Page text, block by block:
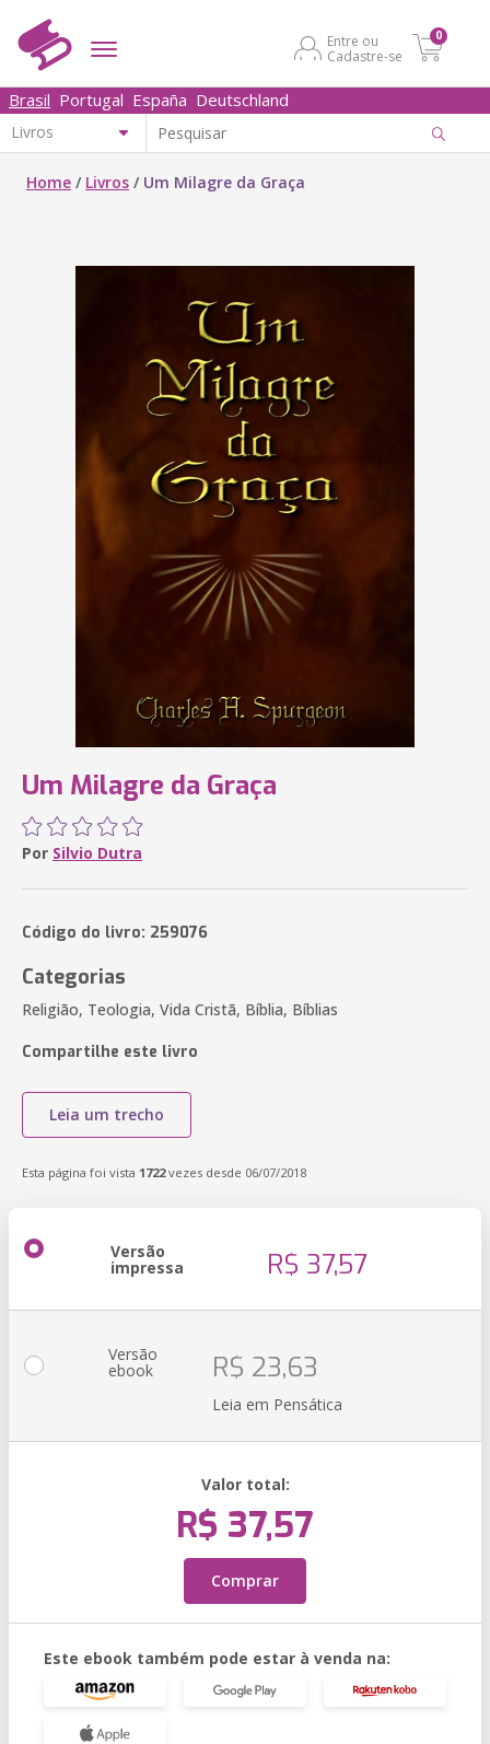
Entre ou
Cadastre-se
0
Brasil Portugal España Deutschland
Home / Livros / Um Milagre da Graça
Um Milagre da Graça
Por Silvio Dutra
Código do livro: 259076
Categorias
Religião, Teologia, Vida Cristã, Bíblia, Bíblias
Compartilhe este livro
Leia um trecho
Esta página foi vista 1722vezes desde 06/07/2018
Versão
impressa R$ 37,57
Versão
ebook R$ 23,63
Leia em Pensática
Valor total:
R$ 37,57
Comprar
Este ebook também pode estar à venda na: